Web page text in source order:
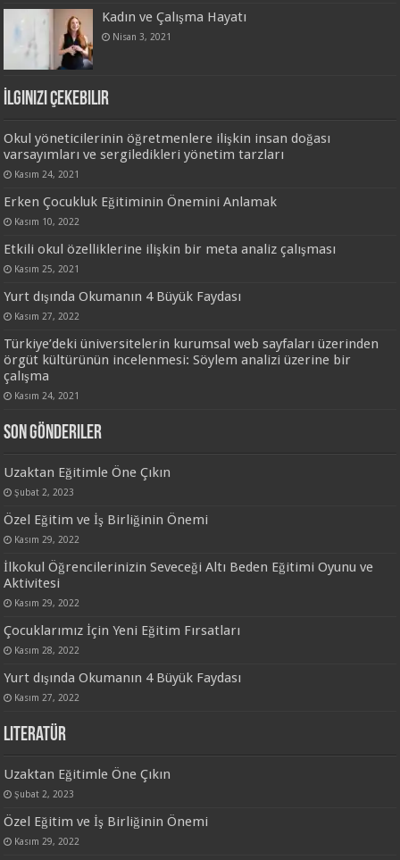
Kadın ve Çalışma Hayatı
Nisan 3, 2021
İlginizi Çekebilir
Okul yöneticilerinin öğretmenlere ilişkin insan doğası
varsayımları ve sergiledikleri yönetim tarzları
Kasım 24, 2021
Erken Çocukluk Eğitiminin Önemini Anlamak
Kasım 10, 2022
Etkili okul özelliklerine ilişkin bir meta analiz çalışması
Kasım 25, 2021
Yurt dışında Okumanın 4 Büyük Faydası
Kasım 27, 2022
Türkiye’deki üniversitelerin kurumsal web sayfaları üzerinden
örgüt kültürünün incelenmesi: Söylem analizi üzerine bir
çalışma
Kasım 24, 2021
Son Gönderiler
Uzaktan Eğitimle Öne Çıkın
Şubat 2, 2023
Özel Eğitim ve İş Birliğinin Önemi
Kasım 29, 2022
İlkokul Öğrencilerinizin Seveceği Altı Beden Eğitimi Oyunu ve
Aktivitesi
Kasım 29, 2022
Çocuklarımız İçin Yeni Eğitim Fırsatları
Kasım 28, 2022
Yurt dışında Okumanın 4 Büyük Faydası
Kasım 27, 2022
Literatür
Uzaktan Eğitimle Öne Çıkın
Şubat 2, 2023
Özel Eğitim ve İş Birliğinin Önemi
Kasım 29, 2022